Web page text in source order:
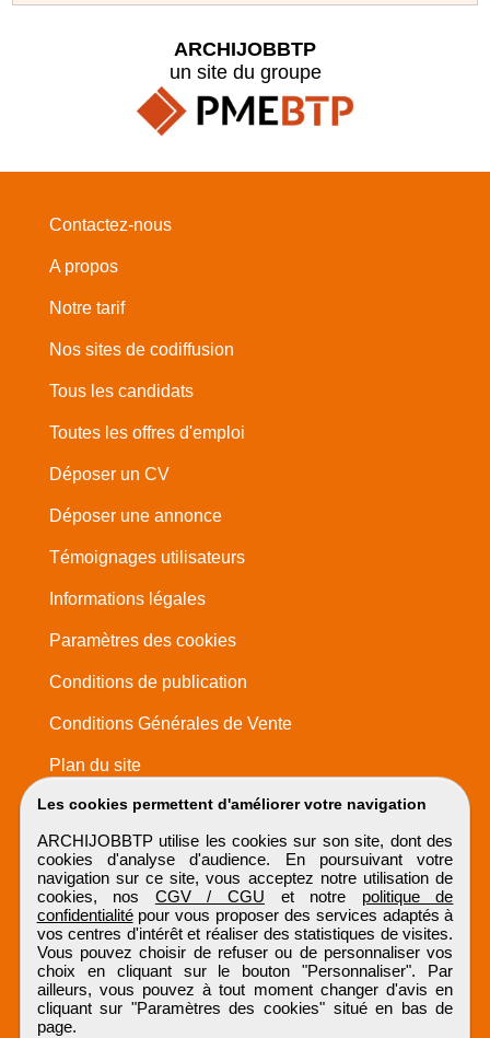
Les cookies permettent d'améliorer votre navigation
ARCHIJOBBTP utilise les cookies sur son site, dont des
cookies d'analyse d'audience. En poursuivant votre
navigation sur ce site, vous acceptez notre utilisation de
cookies, nos CGV / CGU et notre politique de
confidentialitépour vous proposer des services adaptés à
vos centres d'intérêt et réaliser des statistiques de visites.
Vous pouvez choisir de refuser ou de personnaliser vos
choix en cliquant sur le bouton "Personnaliser". Par
ailleurs, vous pouvez à tout moment changer d'avis en
cliquant sur "Paramètres des cookies" situé en bas de
page.
ARCHIJOBBTP
un site du groupe
Contactez-nous
A propos
Notre tarif
Nos sites de codiffusion
Tous les candidats
Toutes les offres d'emploi
Déposer un CV
Déposer une annonce
Témoignages utilisateurs
Informations légales
Paramètres des cookies
Conditions de publication
Conditions Générales de Vente
Plan du site